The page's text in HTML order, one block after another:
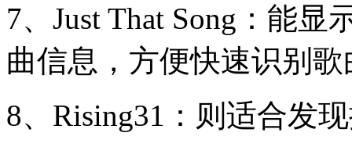
7、Just That Song：能
曲信息，方便快速识别歌
8、Rising31：则适合发